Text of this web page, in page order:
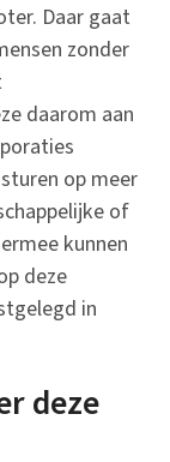
Daar gaat
zonder
daarom aan
op meer
of
kunnen
deze
in
deze